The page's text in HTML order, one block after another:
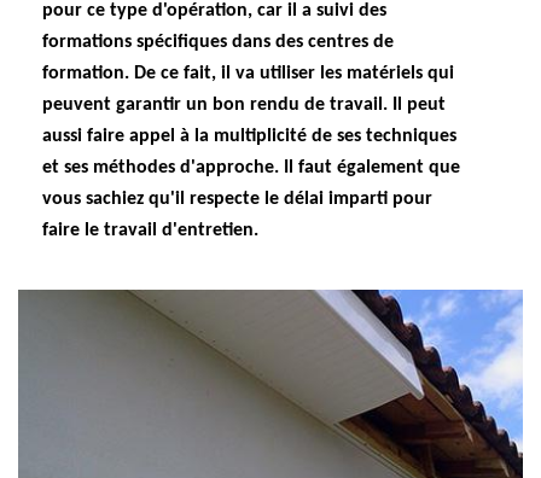
pour ce type d'opération, car il a suivi des
formations spécifiques dans des centres de
formation. De ce fait, il va utiliser les matériels qui
peuvent garantir un bon rendu de travail. Il peut
aussi faire appel à la multiplicité de ses techniques
et ses méthodes d'approche. Il faut également que
vous sachiez qu'il respecte le délai imparti pour
faire le travail d'entretien.